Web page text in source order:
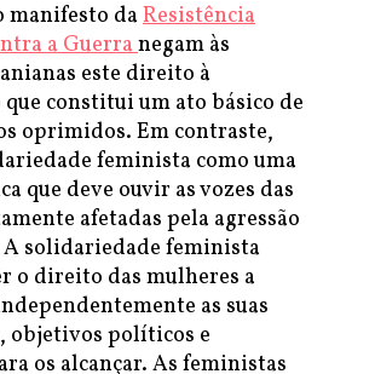
manifesto daResistência
a Guerranegam às
este direito à
constitui um ato básico de
oprimidos. Em contraste,
feminista como uma
que deve ouvir as vozes das
afetadas pela agressão
solidariedade feminista
o direito das mulheres a
as suas
objetivos políticos e
os alcançar. As feministas